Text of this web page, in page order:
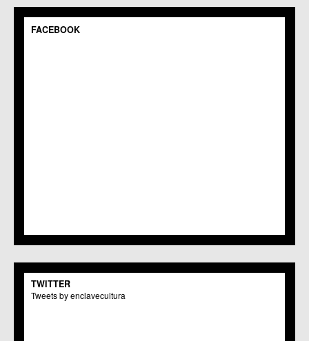
C.M. Gea y Truyols
C.C.S. La Paz
C.M. El Carmen
Centros Culturales
C.C. Puertas de Castilla
FACEBOOK
TWITTER
Tweets by enclavecultura